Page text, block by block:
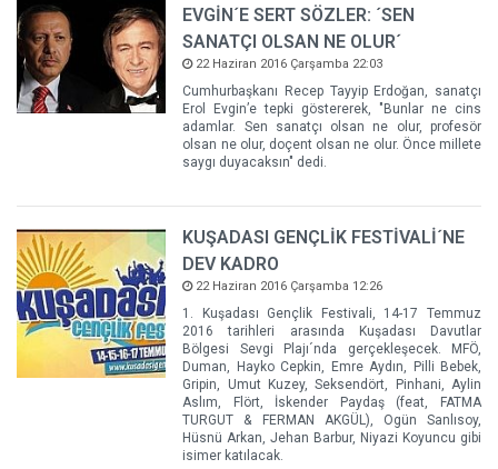
EVGİN´E SERT SÖZLER: ´SEN
SANATÇI OLSAN NE OLUR´
22 Haziran 2016 Çarşamba 22:03
Cumhurbaşkanı Recep Tayyip Erdoğan, sanatçı
Erol Evgin’e tepki göstererek, "Bunlar ne cins
adamlar. Sen sanatçı olsan ne olur, profesör
olsan ne olur, doçent olsan ne olur. Önce millete
saygı duyacaksın" dedi.
KUŞADASI GENÇLİK FESTİVALİ´NE
DEV KADRO
22 Haziran 2016 Çarşamba 12:26
1. Kuşadası Gençlik Festivali, 14-17 Temmuz
2016 tarihleri arasında Kuşadası Davutlar
Bölgesi Sevgi Plajı´nda gerçekleşecek. MFÖ,
Duman, Hayko Cepkin, Emre Aydın, Pilli Bebek,
Gripin, Umut Kuzey, Seksendört, Pinhani, Aylin
Aslım, Flört, İskender Paydaş (feat, FATMA
TURGUT & FERMAN AKGÜL), Ogün Sanlısoy,
Hüsnü Arkan, Jehan Barbur, Niyazi Koyuncu gibi
isimer katılacak.